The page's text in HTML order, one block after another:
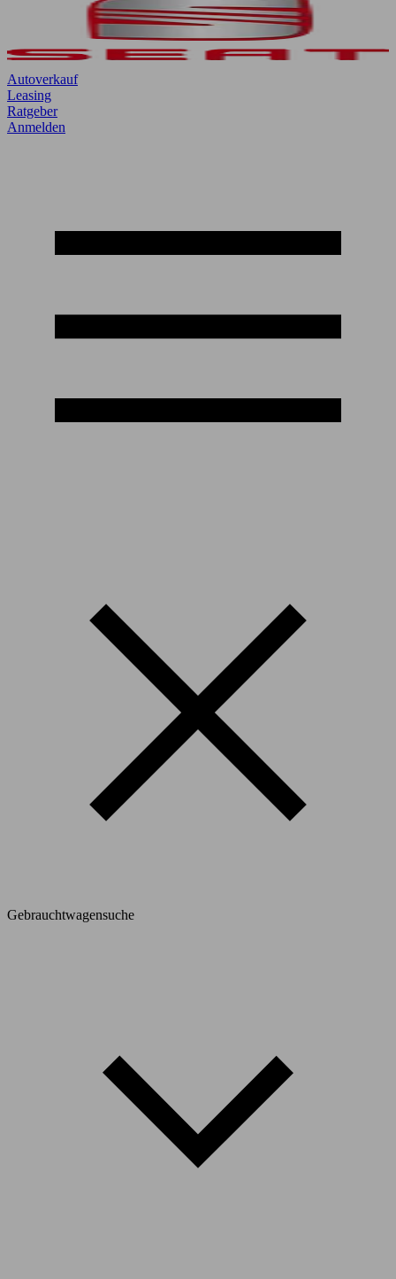
Autoverkauf
Leasing
Ratgeber
Anmelden
Gebrauchtwagensuche